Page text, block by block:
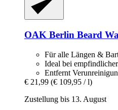
OAK Berlin Beard
Für alle Längen &
Ideal bei
Entfernt
€ 21,99 (€ 109,95 / l)
Zustellung bis 13. August